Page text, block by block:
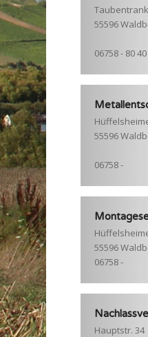
Taubentrank
55596
06758 - 80
55596
06758 -
55596
06758 -
Hauptstr. 34